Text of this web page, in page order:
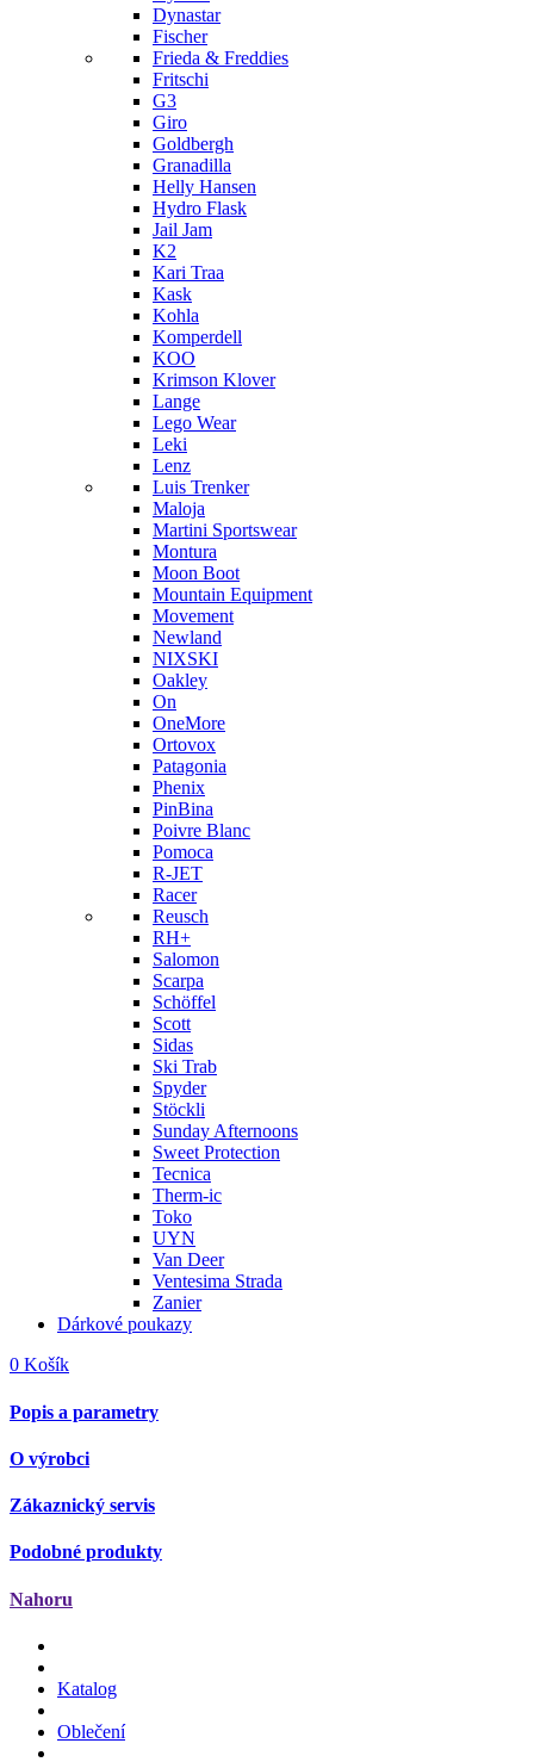
Dynastar
Fischer
Frieda & Freddies
Fritschi
G3
Giro
Goldbergh
Granadilla
Helly Hansen
Hydro Flask
Jail Jam
K2
Kari Traa
Kask
Kohla
Komperdell
KOO
Krimson Klover
Lange
Lego Wear
Leki
Lenz
Luis Trenker
Maloja
Martini Sportswear
Montura
Moon Boot
Mountain Equipment
Movement
Newland
NIXSKI
Oakley
On
OneMore
Ortovox
Patagonia
Phenix
PinBina
Poivre Blanc
Pomoca
R-JET
Racer
Reusch
RH+
Salomon
Scarpa
Schöffel
Scott
Sidas
Ski Trab
Spyder
Stöckli
Sunday Afternoons
Sweet Protection
Tecnica
Therm-ic
Toko
UYN
Van Deer
Ventesima Strada
Zanier
Dárkové poukazy
0 Košík
Popis a parametry
O výrobci
Zákaznický servis
Podobné produkty
Nahoru
Katalog
Oblečení